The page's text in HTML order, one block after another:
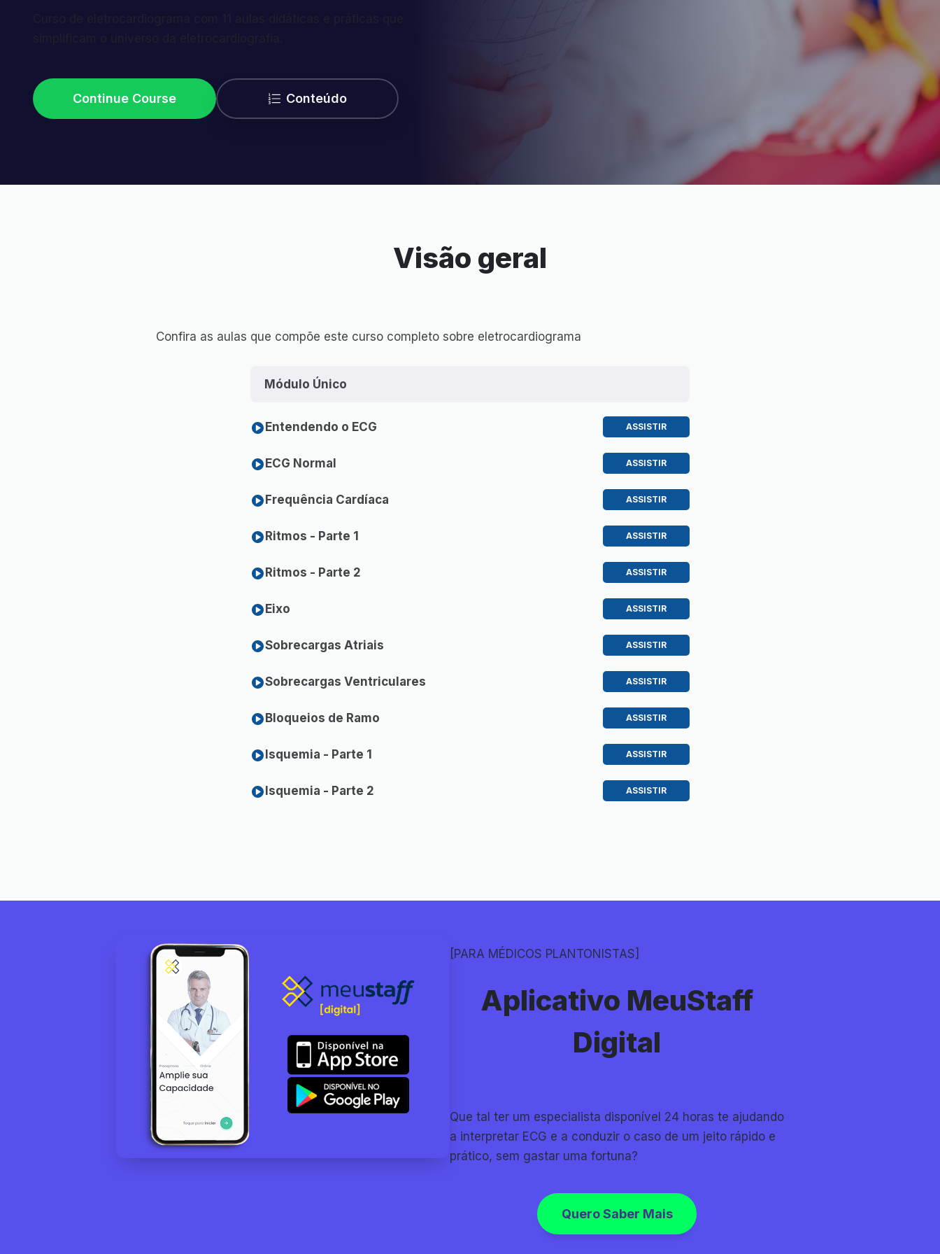
Continue Course Conteúdo
Visão geral
Confira as aulas que compõe este curso completo sobre eletrocardiograma
Módulo Único
Entendendo o ECG ASSISTIR
ECG Normal ASSISTIR
Frequência Cardíaca ASSISTIR
Ritmos - Parte 1 ASSISTIR
Ritmos - Parte 2 ASSISTIR
Eixo ASSISTIR
Sobrecargas Atriais ASSISTIR
Sobrecargas Ventriculares ASSISTIR
Bloqueios de Ramo ASSISTIR
Isquemia - Parte 1 ASSISTIR
Isquemia - Parte 2 ASSISTIR
[PARA MÉDICOS PLANTONISTAS]
Aplicativo MeuStaff
Digital
Que tal ter um especialista disponível 24 horas te ajudando
a interpretar ECG e a conduzir o caso de um jeito rápido e
prático, sem gastar uma fortuna?
Quero Saber Mais